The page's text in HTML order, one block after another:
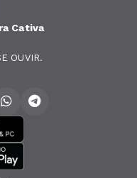
Cativa
OUVIR.